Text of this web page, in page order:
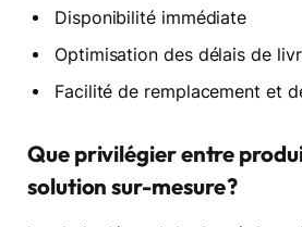
Disponibilité immédiate
Optimisation des délais de
Facilité de remplacement et
Que privilégier entre
solution sur-mesure ?